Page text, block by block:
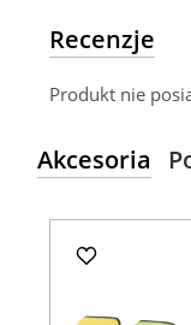
Recenzje
Produkt nie
Akcesoria